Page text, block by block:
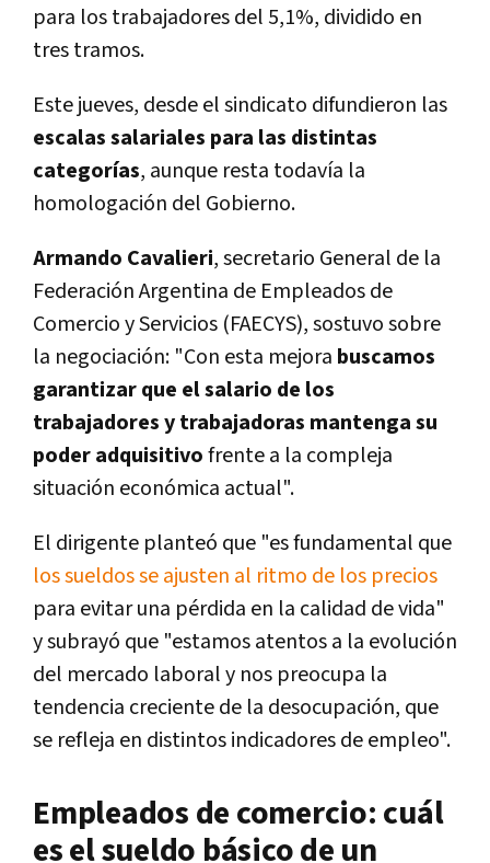
para los trabajadores del 5,1%, dividido en
tres tramos.
Este jueves, desde el sindicato difundieron las
escalas salariales para las distintas
categorías, aunque resta todavía la
homologación del Gobierno.
Armando Cavalieri, secretario General de la
Federación Argentina de Empleados de
Comercio y Servicios (FAECYS), sostuvo sobre
la negociación: "Con esta mejora buscamos
garantizar que el salario de los
trabajadores y trabajadoras mantenga su
poder adquisitivofrente a la compleja
situación económica actual".
El dirigente planteó que "es fundamental que
los sueldos se ajusten al ritmo de los precios
para evitar una pérdida en la calidad de vida"
y subrayó que "estamos atentos a la evolución
del mercado laboral y nos preocupa la
tendencia creciente de la desocupación, que
se refleja en distintos indicadores de empleo".
Empleados de comercio: cuál
es el sueldo básico de un